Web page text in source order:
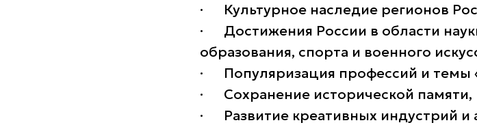
· Культурное наследие регионов
· Достижения России в области
образования, спорта и военного
· Популяризация профессий и темы
· Сохранение исторической памяти,
· Развитие креативных индустрий и